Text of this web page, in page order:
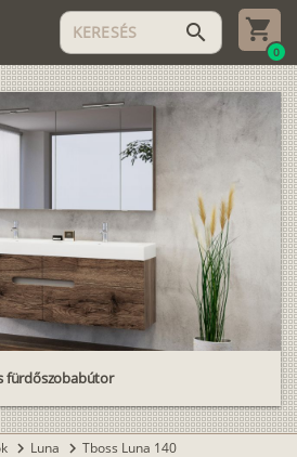
search
0
fürdőszobabútor
chevron_right Luna chevron_right Tboss Luna 140